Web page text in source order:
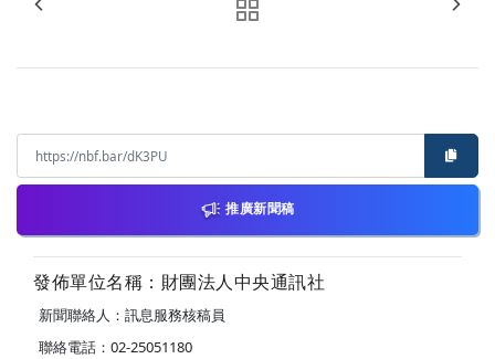
推廣新聞稿
發佈單位名稱：財團法人中央通訊社
新聞聯絡人：訊息服務核稿員
聯絡電話：02-25051180